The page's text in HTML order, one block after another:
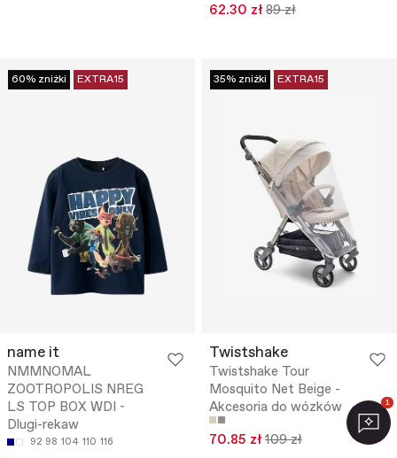
62.30 zł 89 zł
60% zniżki EXTRA15
name it
NMMNOMAL
ZOOTROPOLIS NREG
LS TOP BOX WDI -
Dlugi-rekaw
92 98 104 110 116
35% zniżki EXTRA15
Twistshake
Twistshake Tour
Mosquito Net Beige -
Akcesoria do wózków
70.85 zł 109 zł
1